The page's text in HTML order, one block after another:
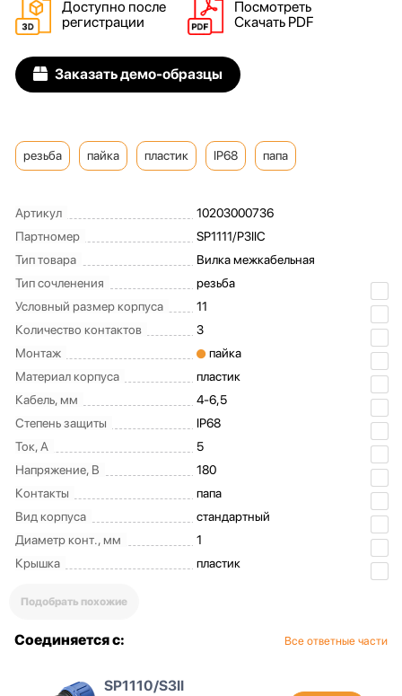
Доступно после
регистрации
Посмотреть
Скачать PDF
Заказать демо-образцы
резьба пайка пластик IP68 папа
Артикул
10203000736
Партномер
SP1111/P3IIC
Тип товара
Вилка межкабельная
Тип сочленения
резьба
Условный размер корпуса
11
Количество контактов
3
Монтаж
пайка
Материал корпуса
пластик
Кабель, мм
4-6,5
Степень защиты
IP68
Ток, А
5
Напряжение, В
180
Контакты
папа
Вид корпуса
стандартный
Диаметр конт., мм
1
Крышка
пластик
Подобрать похожие
Соединяется с: Все ответные части
SP1110/S3II